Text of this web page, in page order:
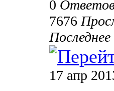
0
7676
17 апр